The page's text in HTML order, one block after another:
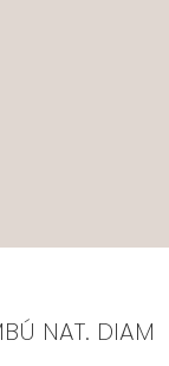
NAT. DIAM